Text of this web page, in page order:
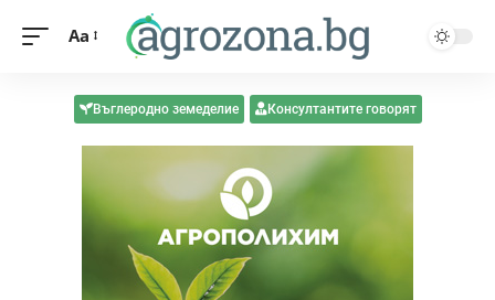
Aa
Въглеродно земеделие Консултантите говорят